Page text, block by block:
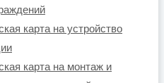
карта на устройство
карта на монтаж и